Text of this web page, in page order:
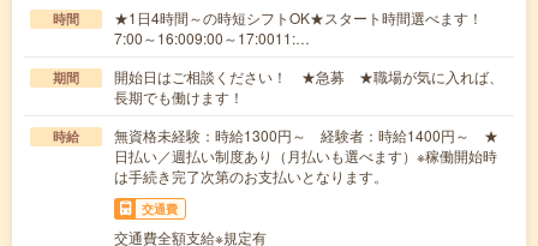
時間
★1日4時間～の時短シフトOK★スタート時間選べます！
7:00～16:009:00～17:0011:…
期間
開始日はご相談ください！ ★急募 ★職場が気に入れば、
長期でも働けます！
時給
無資格未経験：時給1300円～ 経験者：時給1400円～ ★
日払い／週払い制度あり（月払いも選べます）※稼働開始時
は手続き完了次第のお支払いとなります。
交通費
交通費全額支給※規定有